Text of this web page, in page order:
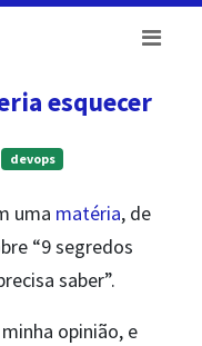
esquecer
devops
uma matéria, de
“9 segredos
saber”.
opinião, e